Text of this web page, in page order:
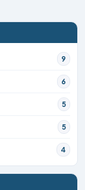
9
6
5
5
4